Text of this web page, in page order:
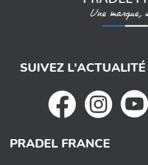
PRADEL FRANCE
SUIVEZ